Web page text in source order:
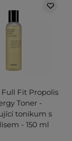
Full Fit Propolis
Toner -
tonikum s
- 150 ml